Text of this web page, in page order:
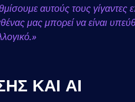
αυτούς τους
μας μπορεί να είναι
ΚΑΙ ΑΙ